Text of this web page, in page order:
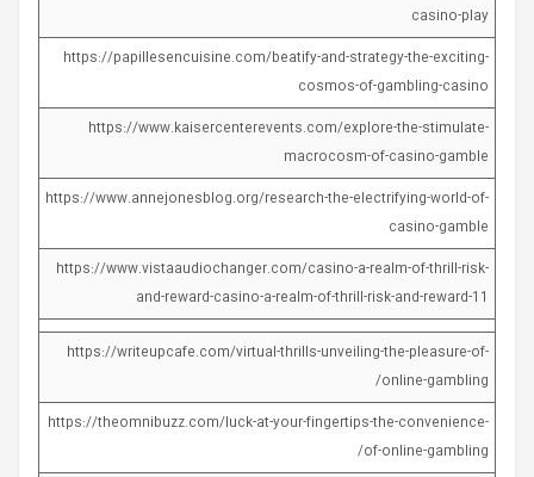
casino-play
https://papillesencuisine.com/beatify-and-strategy-the-exciting-
cosmos-of-gambling-casino
https://www.kaisercenterevents.com/explore-the-stimulate-
macrocosm-of-casino-gamble
https://www.annejonesblog.org/research-the-electrifying-world-of-
casino-gamble
https://www.vistaaudiochanger.com/casino-a-realm-of-thrill-risk-
and-reward-casino-a-realm-of-thrill-risk-and-reward-11
https://writeupcafe.com/virtual-thrills-unveiling-the-pleasure-of-
online-gambling/
https://theomnibuzz.com/luck-at-your-fingertips-the-convenience-
of-online-gambling/